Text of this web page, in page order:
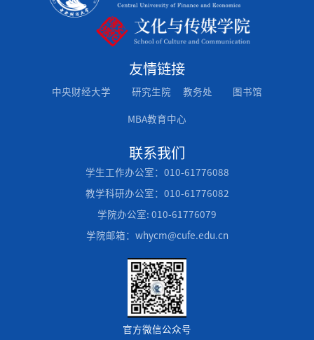
友情链接
中央财经大学 研究生院 教务处 图书馆
MBA教育中心
联系我们
学生工作办公室：010-61776088
教学科研办公室：010-61776082
学院办公室: 010-61776079
学院邮箱：whycm@cufe.edu.cn
官方微信公众号